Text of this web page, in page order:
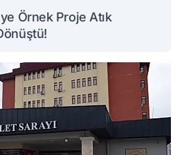
Örnek Proje Atık